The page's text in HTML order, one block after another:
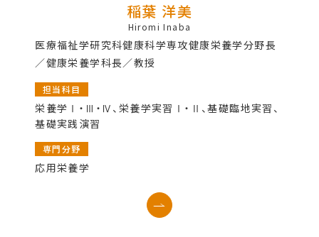
稲葉 洋美
Hiromi Inaba
医療福祉学研究科健康科学専攻健康栄養学分野長
／健康栄養学科長／教授
担当科目
栄養学Ⅰ・Ⅲ・Ⅳ、栄養学実習Ⅰ・Ⅱ、基礎臨地実習、
基礎実践演習
専門分野
応用栄養学